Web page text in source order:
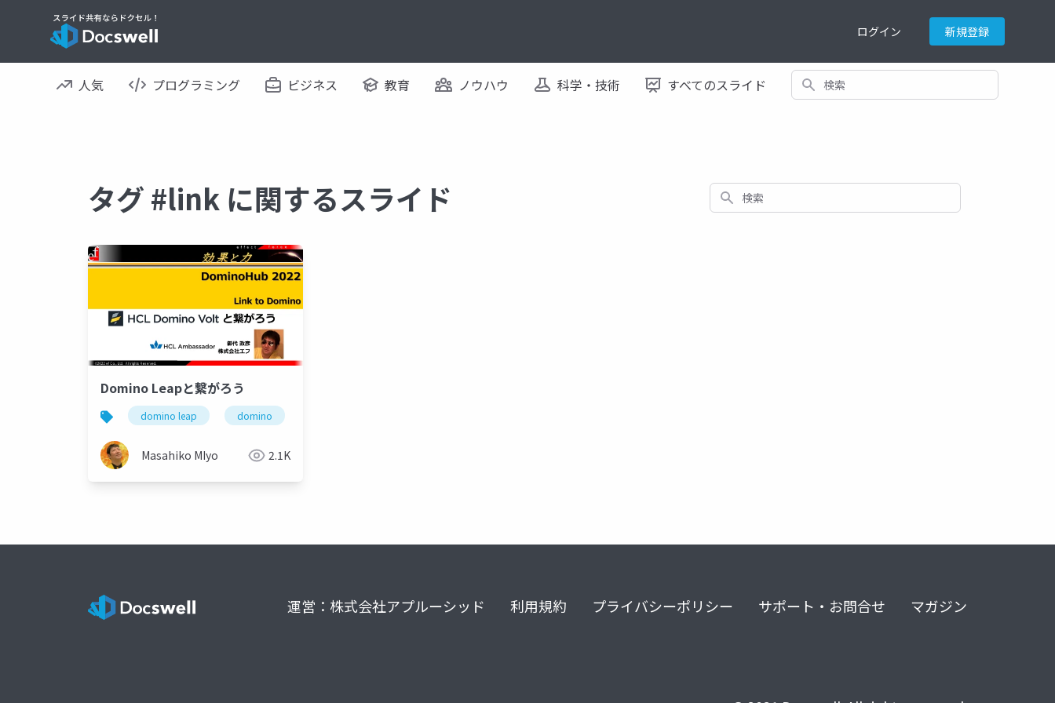
ログイン 新規登録
人気 プログラミング ビジネス 教育 ノウハウ 科学・技術 すべてのスライド 検索
タグ #link に関するスライド 検索
Domino Leapと繋がろう
domino leap domino
Masahiko MIyo 2.1K
運営：株式会社アプルーシッド 利用規約 プライバシーポリシー サポート・お問合せ マガジン